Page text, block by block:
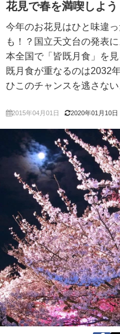
花見で春を満喫しよう
今年のお花見はひと味違
も！？国立天文台の発表
本全国で「皆既月食」を
既月食が重なるのは2032
ひこのチャンスを逃さな
2015年04月01日 2020年01月10日